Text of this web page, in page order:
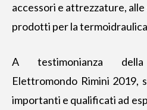
accessori e attrezzature, alle
prodotti per la
A testimonianza
Elettromondo Rimini 2019,
importanti e qualificati ad